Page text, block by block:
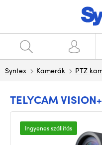
Syntex Kamerák PTZ
TELYCAM
Ingyenes szállítás